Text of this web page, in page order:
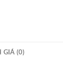
GIÁ (0)